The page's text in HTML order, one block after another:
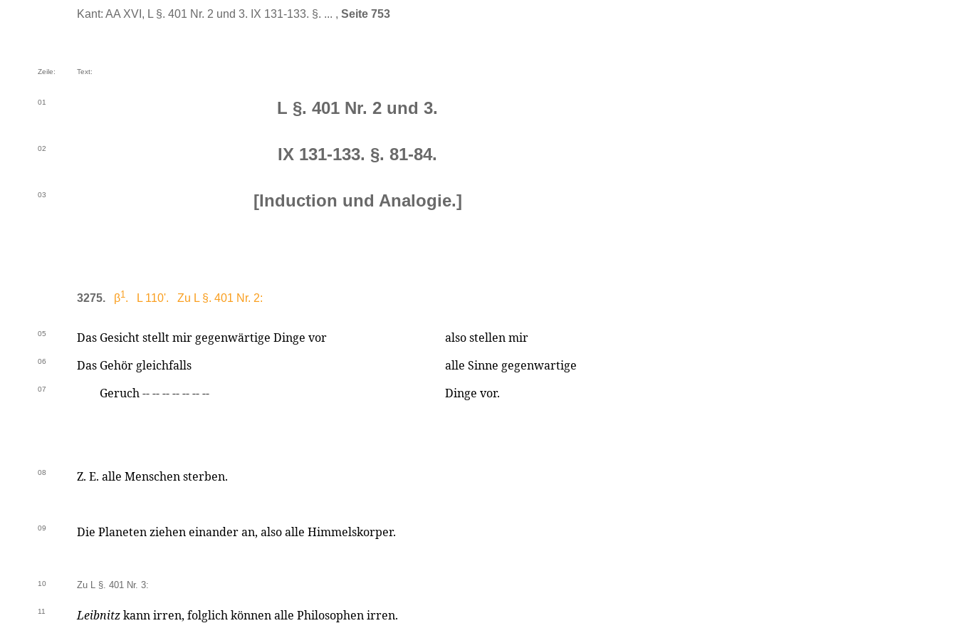
Kant: AA XVI, L §. 401 Nr. 2 und 3. IX 131-133. §. ... , Seite 753
Zeile: Text:
01 L §. 401 Nr. 2 und 3.
02 IX 131-133. §. 81-84.
03 [Induction und Analogie.]
3275. β1. L 110'. Zu L §. 401 Nr. 2:
05 Das Gesicht stellt mir gegenwärtige Dinge vor also stellen mir
06 Das Gehör gleichfalls alle Sinne gegenwartige
07 Geruch -- -- -- -- -- -- -- Dinge vor.
08 Z. E. alle Menschen sterben.
09 Die Planeten ziehen einander an, also alle Himmelskorper.
10 Zu L §. 401 Nr. 3:
11 Leibnitzkann irren, folglich können alle Philosophen irren.